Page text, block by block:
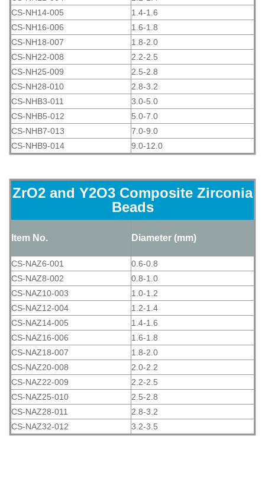
CS-NH14-005
1.4-1.6
CS-NH16-006
1.6-1.8
CS-NH18-007
1.8-2.0
CS-NH22-008
2.2-2.5
CS-NH25-009
2.5-2.8
CS-NH28-010
2.8-3.2
CS-NHB3-011
3.0-5.0
CS-NHB5-012
5.0-7.0
CS-NHB7-013
7.0-9.0
CS-NHB9-014
9.0-12.0
ZrO2 and Y2O3 Composite Zirconia
Beads
Item No. Diameter (mm)
CS-NAZ6-001
0.6-0.8
CS-NAZ8-002
0.8-1.0
CS-NAZ10-003
1.0-1.2
CS-NAZ12-004
1.2-1.4
CS-NAZ14-005
1.4-1.6
CS-NAZ16-006
1.6-1.8
CS-NAZ18-007
1.8-2.0
CS-NAZ20-008
2.0-2.2
CS-NAZ22-009
2.2-2.5
CS-NAZ25-010
2.5-2.8
CS-NAZ28-011
2.8-3.2
CS-NAZ32-012
3.2-3.5